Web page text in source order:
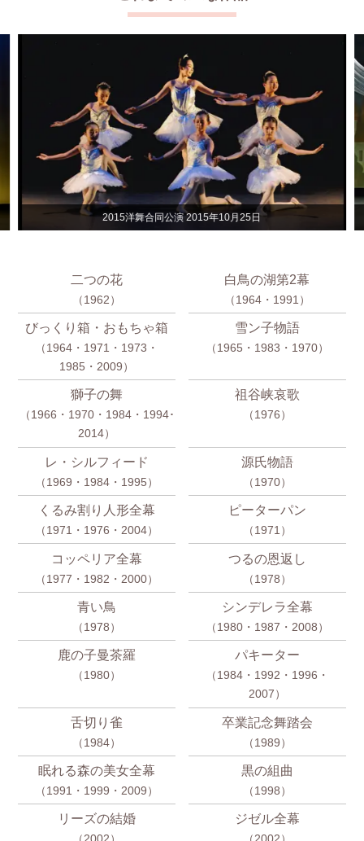
公演 2015年10月25日 57回公演
二つの花
（1962）
白鳥の湖第2幕
（1964・1991）
びっくり箱・おもちゃ箱
（1964・1971・1973・
1985・2009）
雪ン子物語
（1965・1983・1970）
獅子の舞
（1966・1970・1984・1994･
2014）
祖谷峡哀歌
（1976）
レ・シルフィード
（1969・1984・1995）
源氏物語
（1970）
くるみ割り人形全幕
（1971・1976・2004）
ピーターパン
（1971）
コッペリア全幕
（1977・1982・2000）
つるの恩返し
（1978）
青い鳥
（1978）
シンデレラ全幕
（1980・1987・2008）
鹿の子曼茶羅
（1980）
パキーター
（1984・1992・1996・
2007）
舌切り雀
（1984）
卒業記念舞踏会
（1989）
眠れる森の美女全幕
（1991・1999・2009）
黒の組曲
（1998）
リーズの結婚 ジゼル全幕